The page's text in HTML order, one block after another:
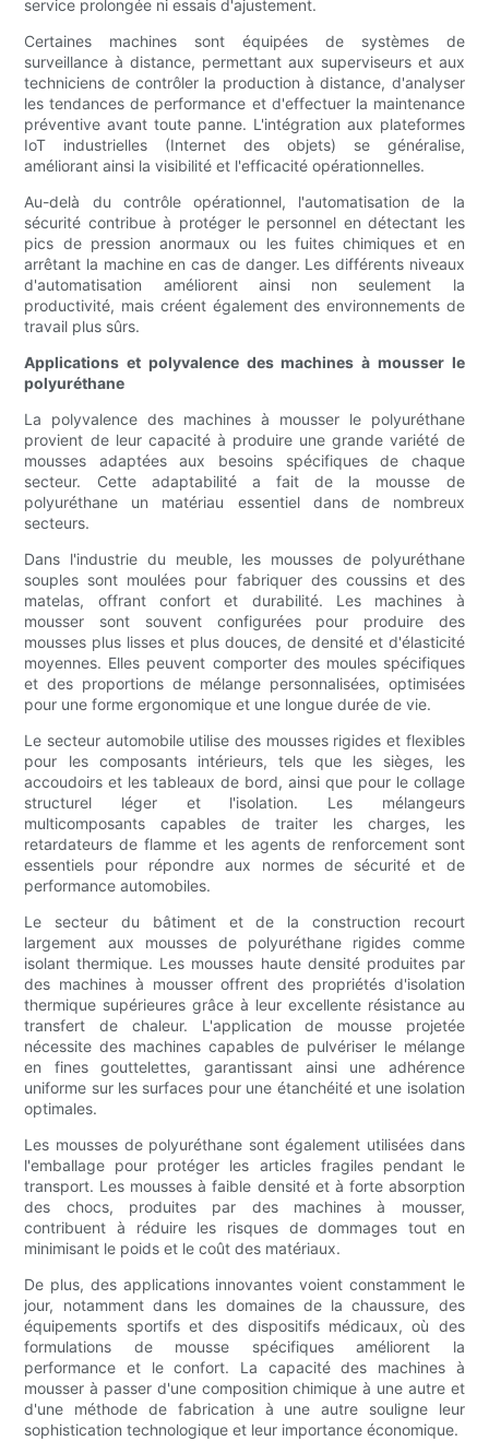
service prolongée ni essais d'ajustement.
Certaines machines sont équipées de systèmes de
surveillance à distance, permettant aux superviseurs et aux
techniciens de contrôler la production à distance, d'analyser
les tendances de performance et d'effectuer la maintenance
préventive avant toute panne. L'intégration aux plateformes
IoT industrielles (Internet des objets) se généralise,
améliorant ainsi la visibilité et l'efficacité opérationnelles.
Au-delà du contrôle opérationnel, l'automatisation de la
sécurité contribue à protéger le personnel en détectant les
pics de pression anormaux ou les fuites chimiques et en
arrêtant la machine en cas de danger. Les différents niveaux
d'automatisation améliorent ainsi non seulement la
productivité, mais créent également des environnements de
travail plus sûrs.
Applications et polyvalence des machines à mousser le
polyuréthane
La polyvalence des machines à mousser le polyuréthane
provient de leur capacité à produire une grande variété de
mousses adaptées aux besoins spécifiques de chaque
secteur. Cette adaptabilité a fait de la mousse de
polyuréthane un matériau essentiel dans de nombreux
secteurs.
Dans l'industrie du meuble, les mousses de polyuréthane
souples sont moulées pour fabriquer des coussins et des
matelas, offrant confort et durabilité. Les machines à
mousser sont souvent configurées pour produire des
mousses plus lisses et plus douces, de densité et d'élasticité
moyennes. Elles peuvent comporter des moules spécifiques
et des proportions de mélange personnalisées, optimisées
pour une forme ergonomique et une longue durée de vie.
Le secteur automobile utilise des mousses rigides et flexibles
pour les composants intérieurs, tels que les sièges, les
accoudoirs et les tableaux de bord, ainsi que pour le collage
structurel léger et l'isolation. Les mélangeurs
multicomposants capables de traiter les charges, les
retardateurs de flamme et les agents de renforcement sont
essentiels pour répondre aux normes de sécurité et de
performance automobiles.
Le secteur du bâtiment et de la construction recourt
largement aux mousses de polyuréthane rigides comme
isolant thermique. Les mousses haute densité produites par
des machines à mousser offrent des propriétés d'isolation
thermique supérieures grâce à leur excellente résistance au
transfert de chaleur. L'application de mousse projetée
nécessite des machines capables de pulvériser le mélange
en fines gouttelettes, garantissant ainsi une adhérence
uniforme sur les surfaces pour une étanchéité et une isolation
optimales.
Les mousses de polyuréthane sont également utilisées dans
l'emballage pour protéger les articles fragiles pendant le
transport. Les mousses à faible densité et à forte absorption
des chocs, produites par des machines à mousser,
contribuent à réduire les risques de dommages tout en
minimisant le poids et le coût des matériaux.
De plus, des applications innovantes voient constamment le
jour, notamment dans les domaines de la chaussure, des
équipements sportifs et des dispositifs médicaux, où des
formulations de mousse spécifiques améliorent la
performance et le confort. La capacité des machines à
mousser à passer d'une composition chimique à une autre et
d'une méthode de fabrication à une autre souligne leur
sophistication technologique et leur importance économique.